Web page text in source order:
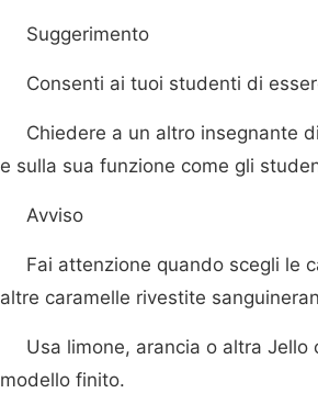
Suggerimento
Consenti ai tuoi studenti di
Chiedere a un altro insegnante
e sulla sua funzione come gli
Avviso
Fai attenzione quando scegli le
altre caramelle rivestite
Usa limone, arancia o altra
modello finito.